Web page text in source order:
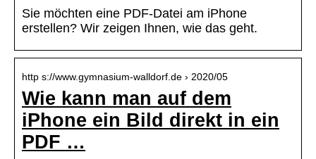
Sie möchten eine PDF-Datei am iPhone
erstellen? Wir zeigen Ihnen, wie das geht.
http s://www.gymnasium-walldorf.de › 2020/05
Wie kann man auf dem
iPhone ein Bild direkt in ein
PDF …